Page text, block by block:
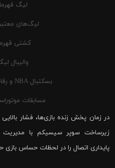
لیگ
لیگ‌های معتبر
کشتی
والیبال
بسکتبال NBA و رقابت‌های بین‌المللی
مسابقات
در زمان پخش زنده بازی‌ها، فشار
زیرساخت سوپر سیسیکم با مدیریت
پایداری اتصال را در لحظات حساس